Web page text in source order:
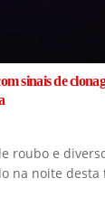
sinais de
roubo e
na noite desta